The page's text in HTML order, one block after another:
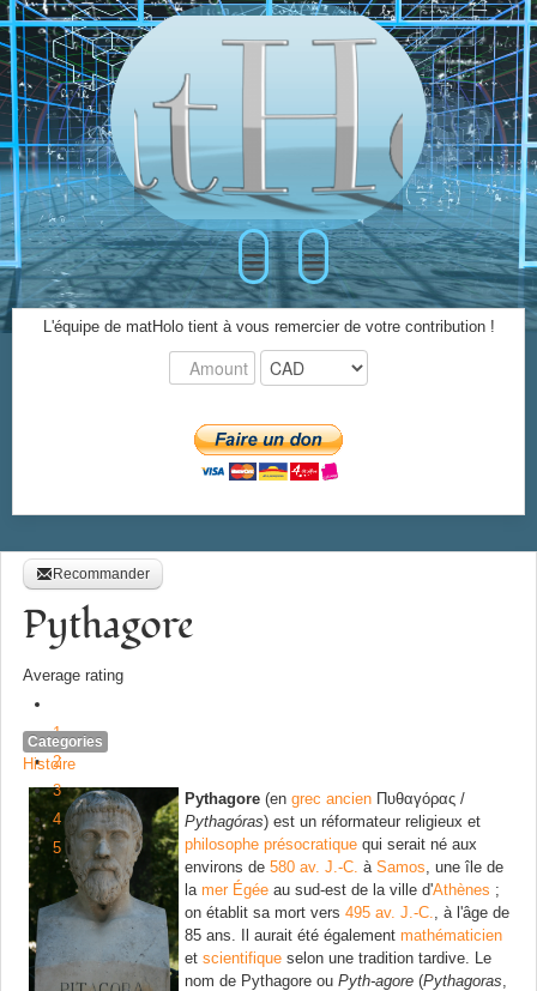
≡ ≡
L'équipe de matHolo tient à vous remercier de votre contribution !
Recommander
Pythagore
Average rating
1
2
3
4
5
Categories
Histoire
Pythagore (en grec ancien Πυθαγόρας /
Pythagóras) est un réformateur religieux et
philosophe présocratique qui serait né aux
environs de 580 av. J.-C. à Samos, une île de
la mer Égée au sud-est de la ville d'Athènes ;
on établit sa mort vers 495 av. J.-C., à l'âge de
85 ans. Il aurait été également mathématicien
et scientifique selon une tradition tardive. Le
nom de Pythagore ou Pyth-agore (Pythagoras,